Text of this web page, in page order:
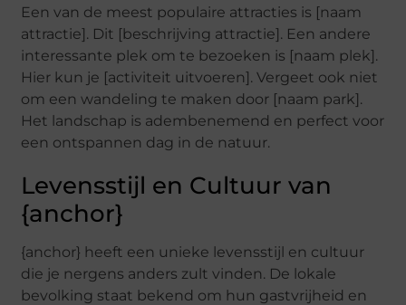
Een van de meest populaire attracties is [naam
attractie]. Dit [beschrijving attractie]. Een andere
interessante plek om te bezoeken is [naam plek].
Hier kun je [activiteit uitvoeren]. Vergeet ook niet
om een wandeling te maken door [naam park].
Het landschap is adembenemend en perfect voor
een ontspannen dag in de natuur.
Levensstijl en Cultuur van
{anchor}
{anchor} heeft een unieke levensstijl en cultuur
die je nergens anders zult vinden. De lokale
bevolking staat bekend om hun gastvrijheid en